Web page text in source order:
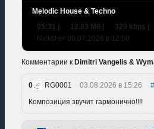
Melodic House & Techno
05:31 | 12.83 Мб | 320 kbps |
Nicksher 09.07.2026 в 12:50
Комментарии к Dimitri Vangelis &
0 RG0001 03.08.2026 в 15:26
Композиция звучит гармонично!!!!